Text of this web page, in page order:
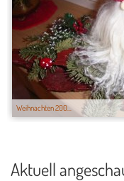
Weihnachten 200...
Aktuell